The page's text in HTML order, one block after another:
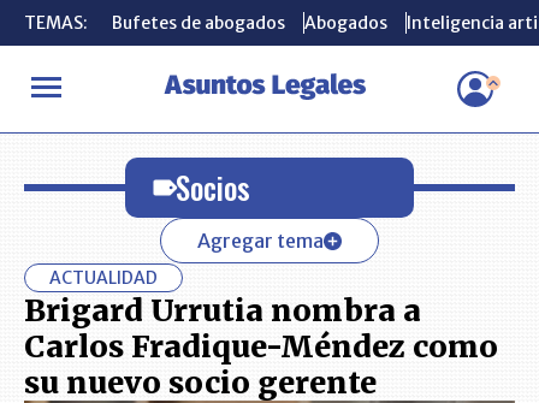
TEMAS: Bufetes de abogados Abogados Inteligencia
INICIO Socios
TEMAS: Bufetes de abogados Abogados Inteligencia
Socios
Agregar tema
ACTUALIDAD
Brigard Urrutia nombra a
Carlos Fradique-Méndez como
su nuevo socio gerente